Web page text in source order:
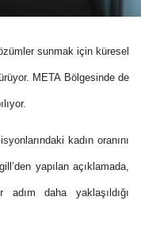
sunmak için küresel
META Bölgesinde de
kadın oranını
yapılan açıklamada,
daha yaklaşıldığı